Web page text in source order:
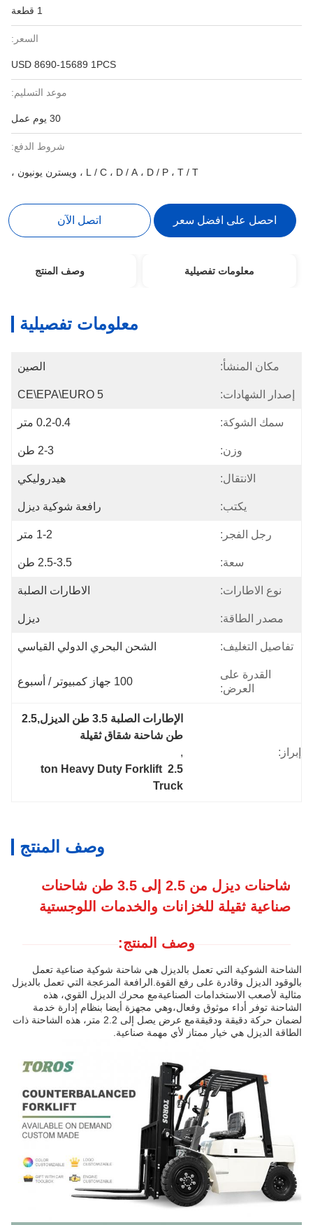
السعر:
USD 8690-15689 1PCS
موعد التسليم:
30 يوم عمل
شروط الدفع:
L / C ، D / A ، D / P ، T / T ، ويسترن يونيون ،
احصل على افضل سعر اتصل الآن
معلومات تفصيلية وصف المنتج
معلومات تفصيلية
مكان المنشأ: الصين
إصدار الشهادات: CE\EPA\EURO 5
سمك الشوكة: 0.2-0.4 متر
وزن: 2-3 طن
الانتقال: هيدروليكي
يكتب: رافعة شوكية ديزل
رجل الفجر: 1-2 متر
سعة: 2.5-3.5 طن
نوع الاطارات: الاطارات الصلبة
مصدر الطاقة: ديزل
تفاصيل التغليف: الشحن البحري الدولي القياسي
القدرة على
العرض:
100 جهاز كمبيوتر / أسبوع
إبراز:
الإطارات الصلبة 3.5 طن الديزل,2.5
طن شاحنة شقاق ثقيلة
,
2.5 ton Heavy Duty Forklift
Truck
وصف المنتج
شاحنات ديزل من 2.5 إلى 3.5 طن شاحنات
صناعية ثقيلة للخزانات والخدمات اللوجستية
وصف المنتج:
الشاحنة الشوكية التي تعمل بالديزل هي شاحنة شوكية صناعية تعمل
بالوقود الديزل وقادرة على رفع القوة.الرافعة المزعجة التي تعمل بالديزل
مثالية لأصعب الاستخدامات الصناعيةمع محرك الديزل القوي، هذه
الشاحنة توفر أداء موثوق وفعال،وهي مجهزة أيضا بنظام إدارة خدمة
لضمان حركة دقيقة ودقيقةمع عرض يصل إلى 2.2 متر، هذه الشاحنة ذات
الطاقة الديزل هي خيار ممتاز لأي مهمة صناعية.